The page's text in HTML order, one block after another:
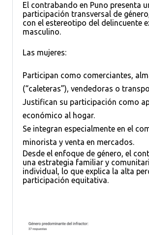
El contrabando en Puno presenta
participación transversal de
con el estereotipo del delincuente
masculino.
Las mujeres:
Participan como comerciantes,
(“caleteras”), vendedoras o
Justifican su participación como
económico al hogar.
Se integran especialmente en el
minorista y venta en mercados.
Desde el enfoque de género, el
una estrategia familiar y
individual, lo que explica la alta
participación equitativa.